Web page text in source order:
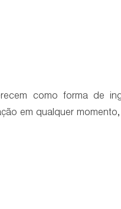
como forma de
em qualquer